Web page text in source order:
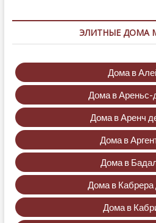
ЭЛИТНЫЕ ДОМА
Дома в
Дома в
Дома в Аренч
Дома в
Дома в
Дома в
Дома в